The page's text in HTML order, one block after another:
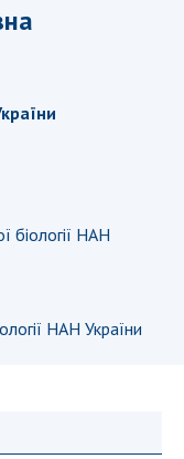
діяльність
та
установах
національне
НАН України
біології НАН
НАН України